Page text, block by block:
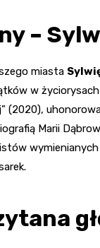
–
miasta
w
(2020),
Marii